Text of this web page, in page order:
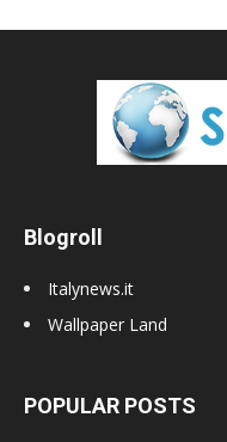
Blogroll
Italynews.it
Wallpaper Land
POPULAR POSTS